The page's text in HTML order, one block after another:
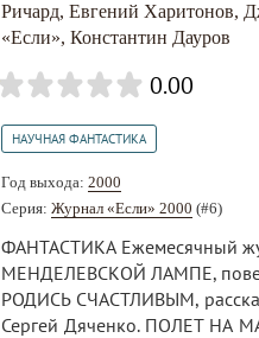
Ричард, Евгений Харитонов,
«Если», Константин Дауров
0.00
НАУЧНАЯ ФАНТАСТИКА
Год выхода: 2000
Серия: Журнал «Если» 2000 (#6)
ФАНТАСТИКА Ежемесячный
МЕНДЕЛЕВСКОЙ ЛАМПЕ,
РОДИСЬ СЧАСТЛИВЫМ,
Сергей Дяченко. ПОЛЕТ НА